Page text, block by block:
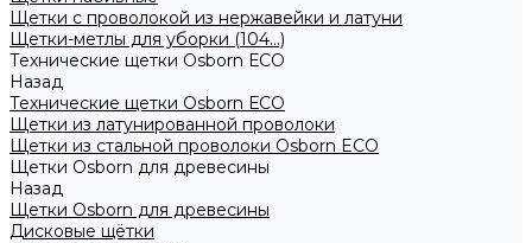
Щетки с проволокой из нержавейки и латуни
Щетки-метлы для уборки (104...)
Технические щетки Osborn ЕСО
Назад
Технические щетки Osborn ЕСО
Щетки из латунированной проволоки
Щетки из стальной проволоки Osborn ECO
Щетки Osborn для древесины
Назад
Щетки Osborn для древесины
Дисковые щётки